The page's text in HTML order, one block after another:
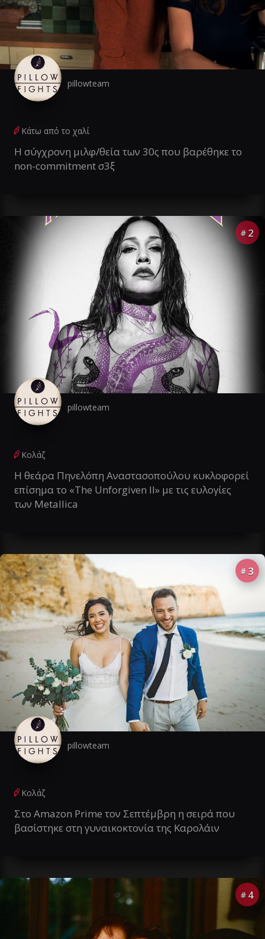
pillowteam
Κάτω από το χαλί
Η σύγχρονη μιλφ/θεία των 30ς που βαρέθηκε το
non-commitment σ3ξ
# 2
pillowteam
Κολάζ
Η θεάρα Πηνελόπη Αναστασοπούλου κυκλοφορεί
επίσημα το «The Unforgiven II» με τις ευλογίες
των Metallica
# 3
pillowteam
Κολάζ
Στο Amazon Prime τον Σεπτέμβρη η σειρά που
βασίστηκε στη γυναικοκτονία της Καρολάιν
# 4